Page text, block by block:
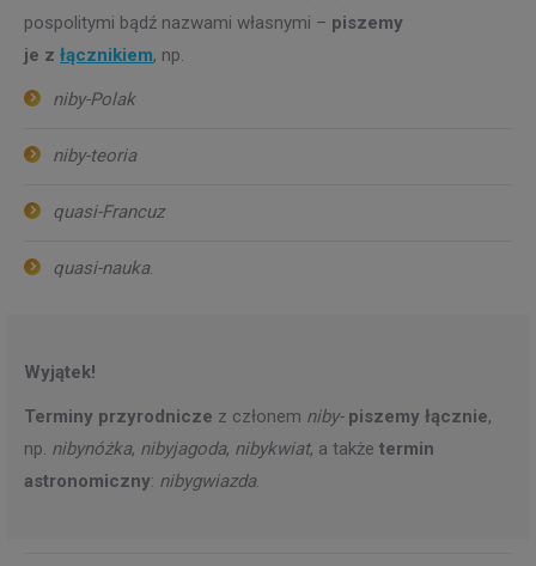
pospolitymi bądź nazwami własnymi – piszemy
je z łącznikiem, np.
niby-Polak
niby-teoria
quasi-Francuz
quasi-nauka.
Wyjątek!
Terminy przyrodnicze z członem niby- piszemy łącznie,
np. nibynóżka, nibyjagoda, nibykwiat, a także termin
astronomiczny: nibygwiazda.